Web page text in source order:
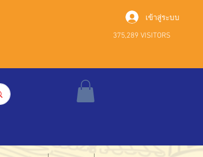
เข้าสู่ระบบ
375,289 VISITORS